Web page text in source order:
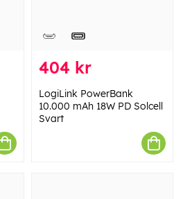
404 kr
LogiLink PowerBank
10.000 mAh 18W PD Solcell
Svart